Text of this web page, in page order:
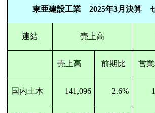
東亜建設工業2025年3月決算
連結 売上高
売上高
前期比 営
国内土木 141,096 2.6%